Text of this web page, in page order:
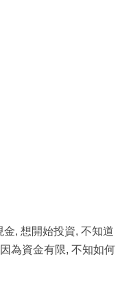
, 想開始投資, 不知道
為資金有限, 不知如何